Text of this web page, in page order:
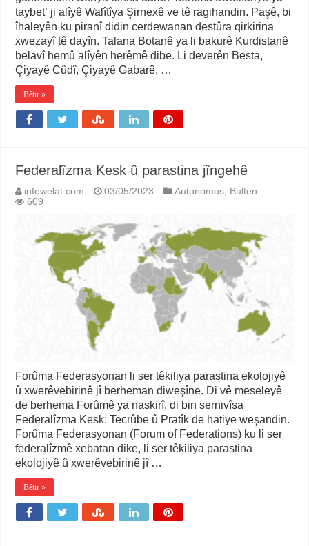
taybet’ ji alîyê Walîtîya Şirnexê ve tê ragihandin. Paşê, bi
îhaleyên ku piranî didin cerdewanan destûra qirkirina
xwezayî tê dayîn. Talana Botanê ya li bakurê Kurdistanê
belavî hemû alîyên herêmê dibe. Li deverên Besta,
Çiyayê Cûdî, Çiyayê Gabarê, …
Bêtir »
Federalîzma Kesk û parastina jîngehê
infowelat.com 03/05/2023 Autonomos, Bulten
609
Forûma Federasyonan li ser têkiliya parastina ekolojiyê
û xwerêvebirinê jî berheman diweşîne. Di vê meseleyê
de berhema Forûmê ya naskirî, di bin sernivîsa
Federalîzma Kesk: Tecrûbe û Pratîk de hatiye weşandin.
Forûma Federasyonan (Forum of Federations) ku li ser
federalîzmê xebatan dike, li ser têkiliya parastina
ekolojiyê û xwerêvebirinê jî …
Bêtir »